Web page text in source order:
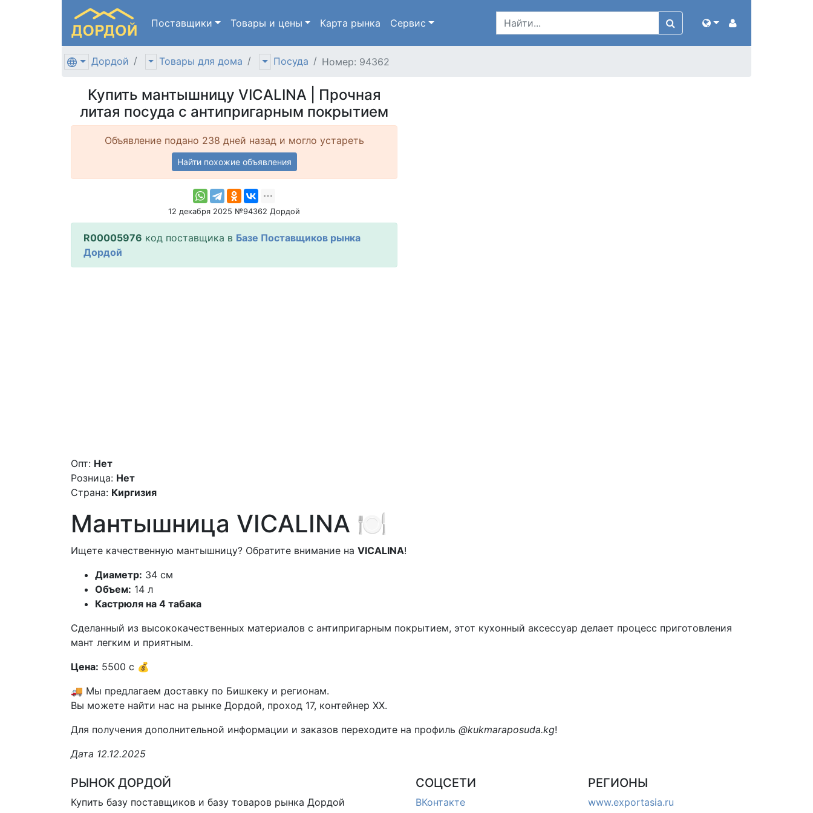
Поставщики Товары и цены Карта рынка Сервис
Дордой Товары для дома Посуда Номер: 94362
Купить мантышницу VICALINA | Прочная
литая посуда с антипригарным покрытием
Объявление подано 238 дней назад и могло устареть
Найти похожие объявления
12 декабря 2025 №94362 Дордой
R00005976 код поставщика в Базе Поставщиков рынка
Дордой
Опт: Нет
Розница: Нет
Страна: Киргизия
Мантышница VICALINA 🍽️
Ищете качественную мантышницу? Обратите внимание на VICALINA!
Диаметр: 34 см
Объем: 14 л
Кастрюля на 4 табака
Сделанный из высококачественных материалов с антипригарным покрытием, этот кухонный аксессуар делает процесс приготовления
мант легким и приятным.
Цена: 5500 с 💰
🚚 Мы предлагаем доставку по Бишкеку и регионам.
Вы можете найти нас на рынке Дордой, проход 17, контейнер XX.
Для получения дополнительной информации и заказов переходите на профиль @kukmaraposuda.kg!
Дата 12.12.2025
РЫНОК ДОРДОЙ
Купить базу поставщиков и базу товаров рынка Дордой
СОЦСЕТИ
ВКонтакте
РЕГИОНЫ
www.exportasia.ru